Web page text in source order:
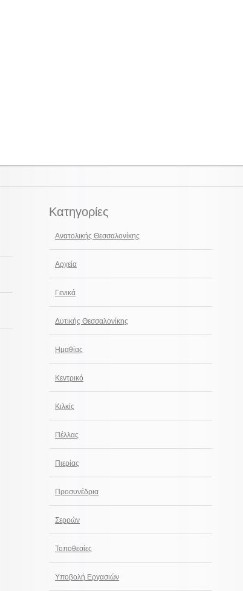
Κατηγορίες
Ανατολικής Θεσσαλονίκης
Αρχεία
Γενικά
Δυτικής Θεσσαλονίκης
Ημαθίας
Κεντρικό
Κιλκίς
Πέλλας
Πιερίας
Προσυνέδρια
Σερρών
Τοποθεσίες
Υποβολή Εργασιών